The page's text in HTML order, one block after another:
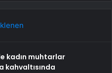
kadın muhtarlar
kahvaltısında